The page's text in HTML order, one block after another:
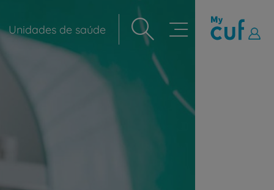
Navegação
principal
Unidades de saúde